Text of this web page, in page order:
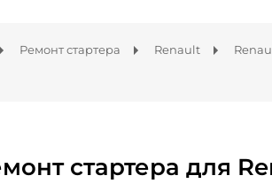
Ремонт стартера Renault
стартера для